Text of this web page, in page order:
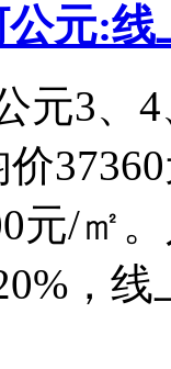
元:
元3、
元/㎡
，线